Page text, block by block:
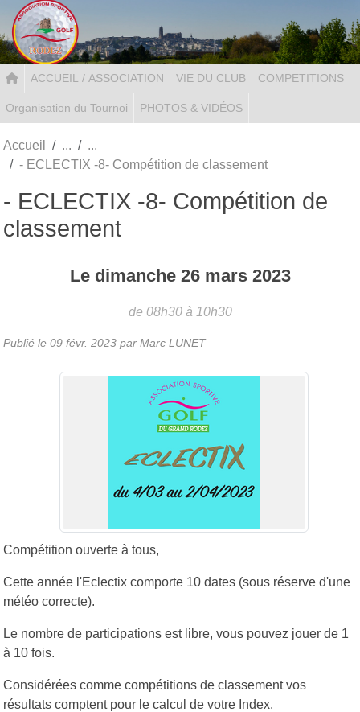
ACCUEIL / ASSOCIATION VIE DU CLUB COMPETITIONS
Organisation du Tournoi PHOTOS & VIDÉOS
Accueil
- ECLECTIX -8- Compétition de classement
- ECLECTIX -8- Compétition de
classement
Le dimanche 26 mars 2023
de 08h30 à 10h30
Publié le 09 févr. 2023 par Marc LUNET
Compétition ouverte à tous,
Cette année l'Eclectix comporte 10 dates (sous réserve d'une
météo correcte).
Le nombre de participations est libre, vous pouvez jouer de 1
à 10 fois.
Considérées comme compétitions de classement vos
résultats comptent pour le calcul de votre Index.
Panneau de gestion des cookies